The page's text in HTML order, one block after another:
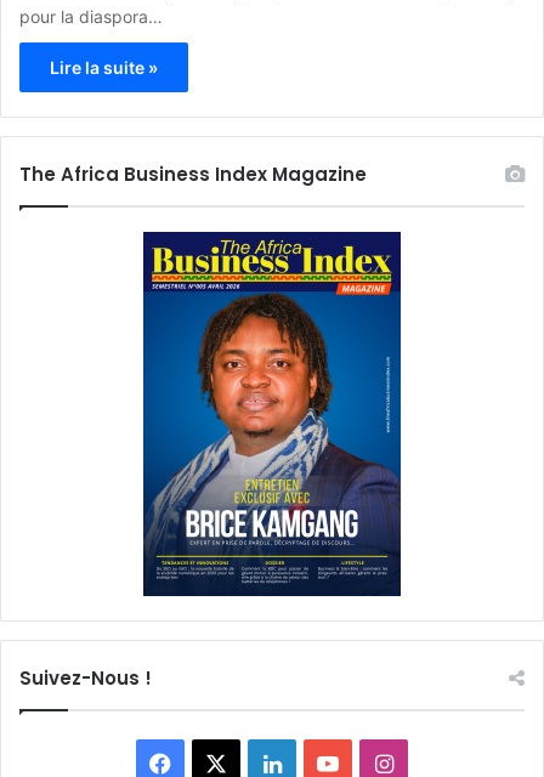
pour la diaspora…
Lire la suite »
The Africa Business Index Magazine
Suivez-Nous !
L
I